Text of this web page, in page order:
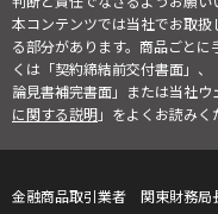
本コンテンツでは当社でお取
る部分があります。商品ごと
くは「契約締結前交付書面」
論見書補完書面」または当社ウ
に関する説明」をよくお読みく
金融商品取引業者 関東財務局